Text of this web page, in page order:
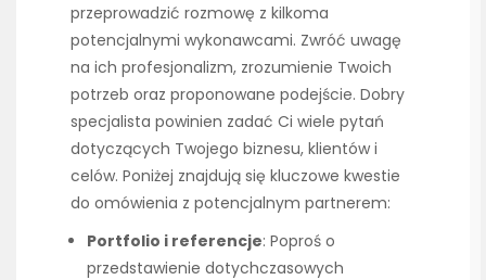
przeprowadzić rozmowę z kilkoma
potencjalnymi wykonawcami. Zwróć uwagę
na ich profesjonalizm, zrozumienie Twoich
potrzeb oraz proponowane podejście. Dobry
specjalista powinien zadać Ci wiele pytań
dotyczących Twojego biznesu, klientów i
celów. Poniżej znajdują się kluczowe kwestie
do omówienia z potencjalnym partnerem:
Portfolio i referencje: Poproś o
przedstawienie dotychczasowych